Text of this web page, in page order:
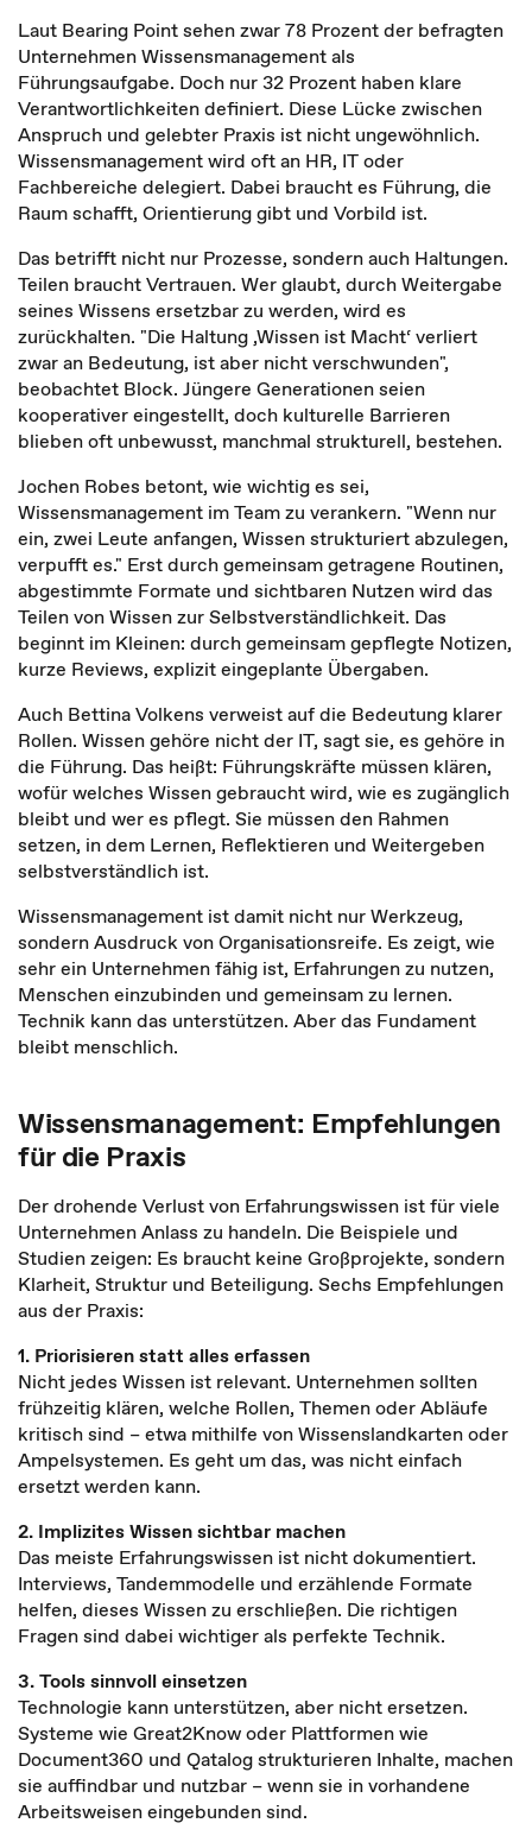
Laut Bearing Point sehen zwar 78 Prozent der befragten
Unternehmen Wissensmanagement als
Führungsaufgabe. Doch nur 32 Prozent haben klare
Verantwortlichkeiten definiert. Diese Lücke zwischen
Anspruch und gelebter Praxis ist nicht ungewöhnlich.
Wissensmanagement wird oft an HR, IT oder
Fachbereiche delegiert. Dabei braucht es Führung, die
Raum schafft, Orientierung gibt und Vorbild ist.
Das betrifft nicht nur Prozesse, sondern auch Haltungen.
Teilen braucht Vertrauen. Wer glaubt, durch Weitergabe
seines Wissens ersetzbar zu werden, wird es
zurückhalten. "Die Haltung ‚Wissen ist Macht‘ verliert
zwar an Bedeutung, ist aber nicht verschwunden",
beobachtet Block. Jüngere Generationen seien
kooperativer eingestellt, doch kulturelle Barrieren
blieben oft unbewusst, manchmal strukturell, bestehen.
Jochen Robes betont, wie wichtig es sei,
Wissensmanagement im Team zu verankern. "Wenn nur
ein, zwei Leute anfangen, Wissen strukturiert abzulegen,
verpufft es." Erst durch gemeinsam getragene Routinen,
abgestimmte Formate und sichtbaren Nutzen wird das
Teilen von Wissen zur Selbstverständlichkeit. Das
beginnt im Kleinen: durch gemeinsam gepflegte Notizen,
kurze Reviews, explizit eingeplante Übergaben.
Auch Bettina Volkens verweist auf die Bedeutung klarer
Rollen. Wissen gehöre nicht der IT, sagt sie, es gehöre in
die Führung. Das heißt: Führungskräfte müssen klären,
wofür welches Wissen gebraucht wird, wie es zugänglich
bleibt und wer es pflegt. Sie müssen den Rahmen
setzen, in dem Lernen, Reflektieren und Weitergeben
selbstverständlich ist.
Wissensmanagement ist damit nicht nur Werkzeug,
sondern Ausdruck von Organisationsreife. Es zeigt, wie
sehr ein Unternehmen fähig ist, Erfahrungen zu nutzen,
Menschen einzubinden und gemeinsam zu lernen.
Technik kann das unterstützen. Aber das Fundament
bleibt menschlich.
Wissensmanagement: Empfehlungen
für die Praxis
Der drohende Verlust von Erfahrungswissen ist für viele
Unternehmen Anlass zu handeln. Die Beispiele und
Studien zeigen: Es braucht keine Großprojekte, sondern
Klarheit, Struktur und Beteiligung. Sechs Empfehlungen
aus der Praxis:
1. Priorisieren statt alles erfassen
Nicht jedes Wissen ist relevant. Unternehmen sollten
frühzeitig klären, welche Rollen, Themen oder Abläufe
kritisch sind – etwa mithilfe von Wissenslandkarten oder
Ampelsystemen. Es geht um das, was nicht einfach
ersetzt werden kann.
2. Implizites Wissen sichtbar machen
Das meiste Erfahrungswissen ist nicht dokumentiert.
Interviews, Tandemmodelle und erzählende Formate
helfen, dieses Wissen zu erschließen. Die richtigen
Fragen sind dabei wichtiger als perfekte Technik.
3. Tools sinnvoll einsetzen
Technologie kann unterstützen, aber nicht ersetzen.
Systeme wie Great2Know oder Plattformen wie
Document360 und Qatalog strukturieren Inhalte, machen
sie auffindbar und nutzbar – wenn sie in vorhandene
Arbeitsweisen eingebunden sind.